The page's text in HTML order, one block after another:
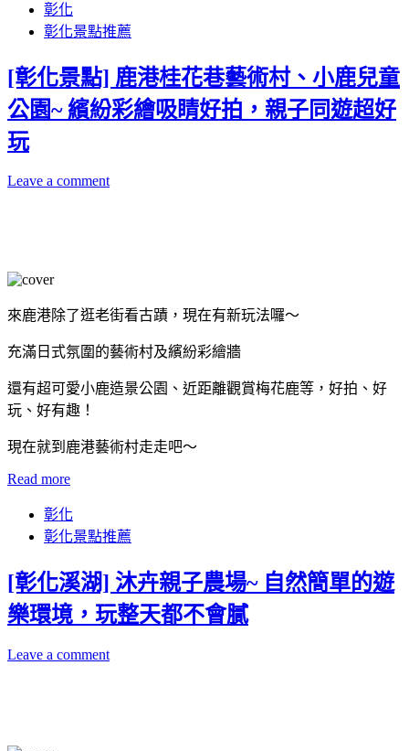
彰化
彰化景點推薦
[彰化景點] 鹿港桂花巷藝術村、小鹿兒童
公園~ 繽紛彩繪吸睛好拍，親子同遊超好
玩
Leave a comment
來鹿港除了逛老街看古蹟，現在有新玩法囉～
充滿日式氛圍的藝術村及繽紛彩繪牆
還有超可愛小鹿造景公園、近距離觀賞梅花鹿等，好拍、好
玩、好有趣！
現在就到鹿港藝術村走走吧～
Read more
彰化
彰化景點推薦
[彰化溪湖] 沐卉親子農場~ 自然簡單的遊
樂環境，玩整天都不會膩
Leave a comment